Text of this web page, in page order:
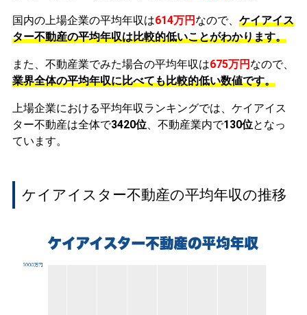
国内の上場企業の平均年収は614万円 なので、 ケイアイス
ター不動産の平均年収は比較的低いことがわかります。
また、不動産業でみた場合の平均年収は675万円 なので、
業界全体の平均年収に比べても比較的低い数値です。
上場企業における平均年収ランキングでは、ケイアイス
ター不動産は全体で3420位、不動産業内で130位となっ
ています。
ケイアイスター不動産の平均年収の推移